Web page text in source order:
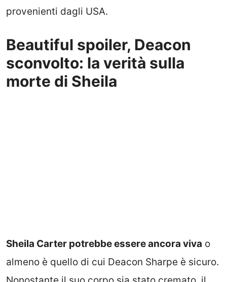
provenienti dagli USA.
Beautiful spoiler, Deacon
sconvolto: la verità sulla
morte di Sheila
Sheila Carter potrebbe essere ancora viva o
almeno è quello di cui Deacon Sharpe è sicuro.